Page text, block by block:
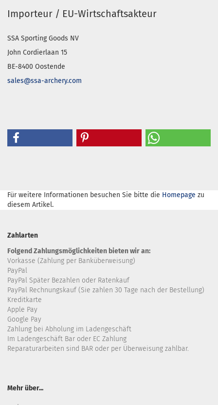
Importeur / EU-Wirtschaftsakteur
SSA Sporting Goods NV
John Cordierlaan 15
BE-8400 Oostende
sales@ssa-archery.com
Für weitere Informationen besuchen Sie bitte die Homepage zu
diesem Artikel.
Zahlarten
Folgend Zahlungsmöglichkeiten bieten wir an:
Vorkasse (Zahlung per Banküberweisung)
PayPal
PayPal Später Bezahlen oder Ratenkauf
PayPal Rechnungskauf (Sie zahlen 30 Tage nach der Bestellung)
Kreditkarte
Apple Pay
Google Pay
Zahlung bei Abholung im Ladengeschäft
Im Ladengeschäft Bar oder EC Zahlung
Reparaturarbeiten sind BAR oder per Überweisung zahlbar.
Mehr über...